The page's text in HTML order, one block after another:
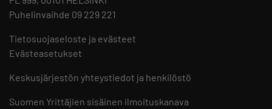
Puhelinvaihde 09 229 221
Tietosuojaseloste ja evästeet
Evästeasetukset
Keskusjärjestön yhteystiedot ja henkilöstö
Suomen Yrittäjien sisäinen ilmoituskanava